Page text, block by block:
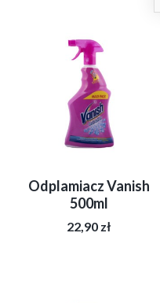
Odplamiacz Vanish
500ml
22,90 zł